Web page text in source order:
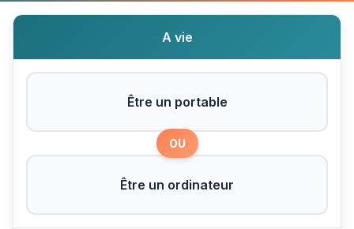
A vie
Être un portable
OU
Être un ordinateur